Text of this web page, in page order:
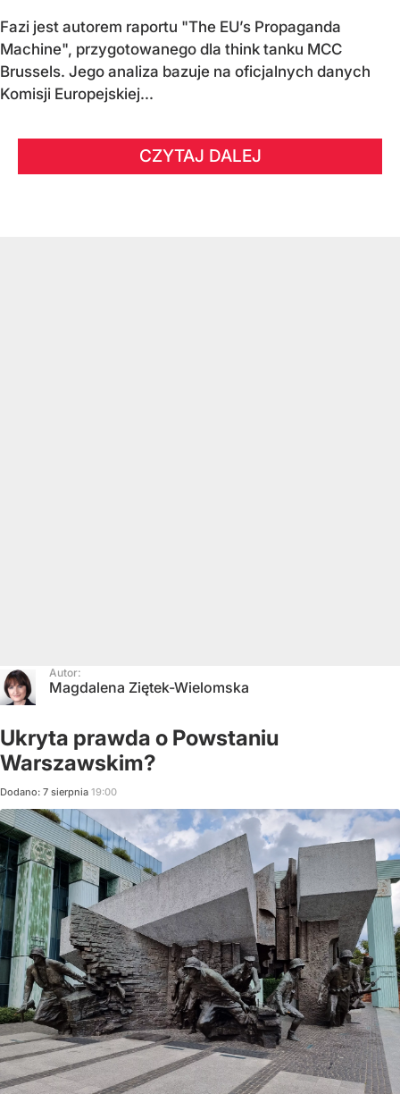
Fazi jest autorem raportu "The EU’s Propaganda
Machine", przygotowanego dla think tanku MCC
Brussels. Jego analiza bazuje na oficjalnych danych
Komisji Europejskiej...
CZYTAJ DALEJ
Autor:
Magdalena Ziętek-Wielomska
Ukryta prawda o Powstaniu
Warszawskim?
Dodano: 7 sierpnia 19:00